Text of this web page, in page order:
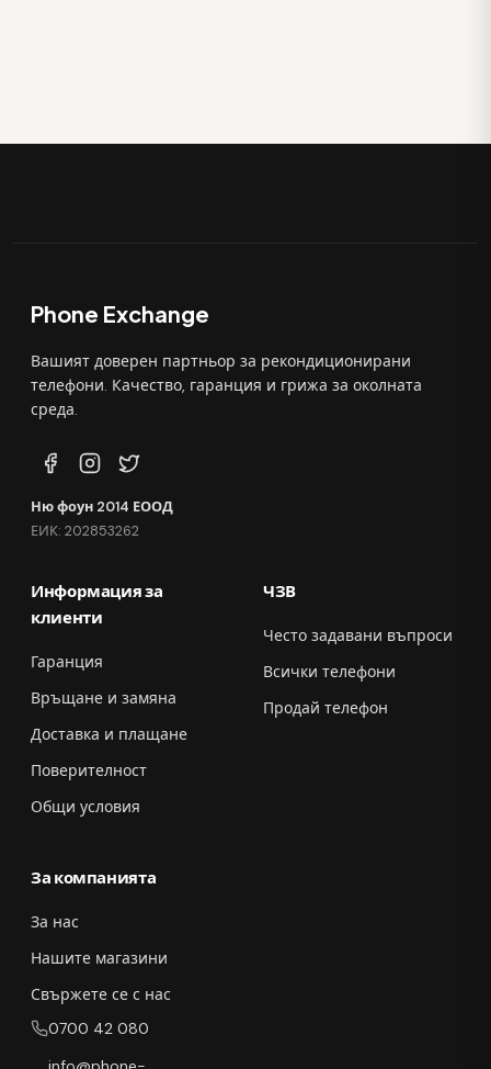
Phone Exchange
Вашият доверен партньор за рекондиционирани
телефони. Качество, гаранция и грижа за околната
среда.
Ню фоун 2014 ЕООД
ЕИК: 202853262
Информация за
клиенти
Гаранция
Връщане и замяна
Доставка и плащане
Поверителност
Общи условия
ЧЗВ
Често задавани въпроси
Всички телефони
Продай телефон
За компанията
За нас
Нашите магазини
Свържете се с нас
0700 42 080